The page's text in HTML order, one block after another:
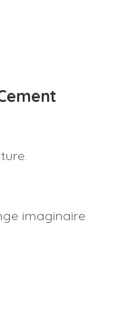
imaginaire